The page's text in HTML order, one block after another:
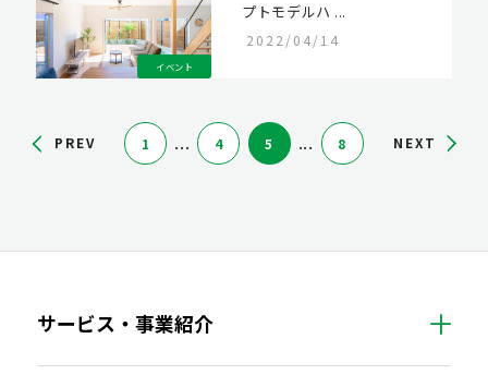
イベント
プトモデルハ ...
2022/04/14
PREV 1 ... 4 5 ... 8 NEXT
サービス・事業紹介